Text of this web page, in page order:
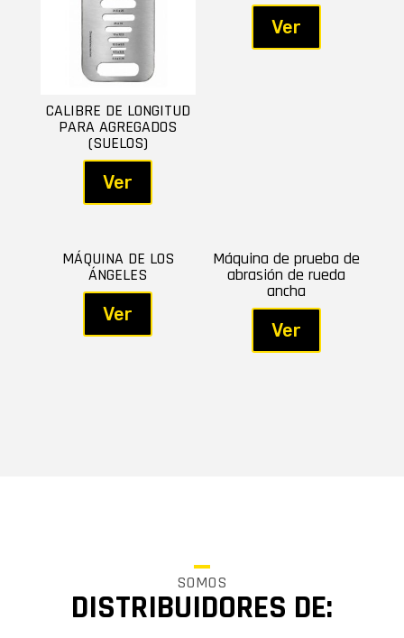
CALIBRE DE LONGITUD
PARA AGREGADOS
(SUELOS)
Ver
Ver
MÁQUINA DE LOS
ÁNGELES
Ver
Máquina de prueba de
abrasión de rueda
ancha
Ver
SOMOS
DISTRIBUIDORES DE: